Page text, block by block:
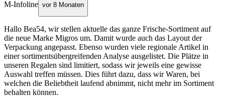
M-Infoline vor 8 Monaten
Hallo Bea54, wir stellen aktuelle das ganze Frische-Sortiment auf
die neue Marke Migros um. Damit wurde auch das Layout der
Verpackung angepasst. Ebenso wurden viele regionale Artikel in
einer sortimentsübergreifenden Analyse ausgelistet. Die Plätze in
unseren Regalen sind limitiert, sodass wir jeweils eine gewisse
Auswahl treffen müssen. Dies führt dazu, dass wir Waren, bei
welchen die Beliebtheit laufend abnimmt, nicht mehr im Sortiment
behalten können.